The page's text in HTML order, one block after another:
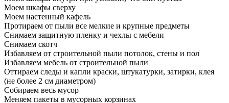
Моем шкафы сверху
Моем настенный кафель
Протираем от пыли все мелкие и крупные предметы
Снимаем защитную пленку и чехлы с мебели
Снимаем скотч
Избавляем от строительной пыли потолок, стены и пол
Избавляем мебель от строительной пыли
Оттираем следы и капли краски, штукатурки, затирки, клея
(не более 2 см диаметром)
Собираем весь мусор
Меняем пакеты в мусорных корзинах